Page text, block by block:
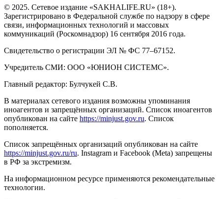
© 2025. Сетевое издание «SAKHALIFE.RU» (18+).
Зарегистрировано в Федеральной службе по надзору в сфере
связи, информационных технологий и массовых
коммуникаций (Роскомнадзор) 16 сентября 2016 года.
Свидетельство о регистрации ЭЛ № ФС 77–67152.
Учредитель СМИ: ООО «ЮНИОН СИСТЕМС».
Главный редактор: Булчукей С.В.
В материалах сетевого издания возможны упоминания
иноагентов и запрещённых организаций. Список иноагентов
опубликован на сайте https://minjust.gov.ru. Список
пополняется.
Список запрещённых организаций опубликован на сайте
https://minjust.gov.ru/ru. Instagram и Facebook (Metа) запрещены
в РФ за экстремизм.
На информационном ресурсе применяются рекомендательные
технологии.